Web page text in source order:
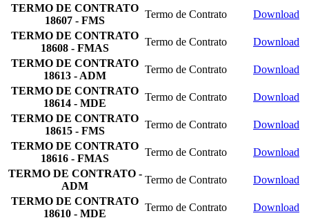
TERMO DE CONTRATO
18607 - FMS
Termo de Contrato
Download
TERMO DE CONTRATO
18608 - FMAS
Termo de Contrato
Download
TERMO DE CONTRATO
18613 - ADM
Termo de Contrato
Download
TERMO DE CONTRATO
18614 - MDE
Termo de Contrato
Download
TERMO DE CONTRATO
18615 - FMS
Termo de Contrato
Download
TERMO DE CONTRATO
18616 - FMAS
Termo de Contrato
Download
TERMO DE CONTRATO -
ADM
Termo de Contrato
Download
TERMO DE CONTRATO
18610 - MDE
Termo de Contrato
Download